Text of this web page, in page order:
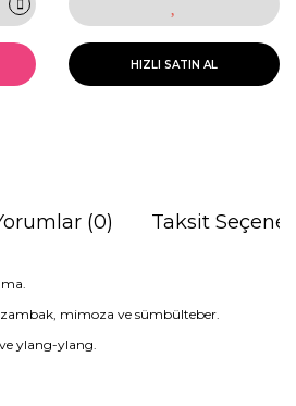
HIZLI SATIN AL
(0) Taksit
mimoza ve sümbülteber.
ylang-ylang.